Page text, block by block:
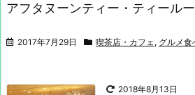
アフタヌーンティー・ティール
2017年7月29日 喫茶店・カフェ, グルメ食
2018年8月13日